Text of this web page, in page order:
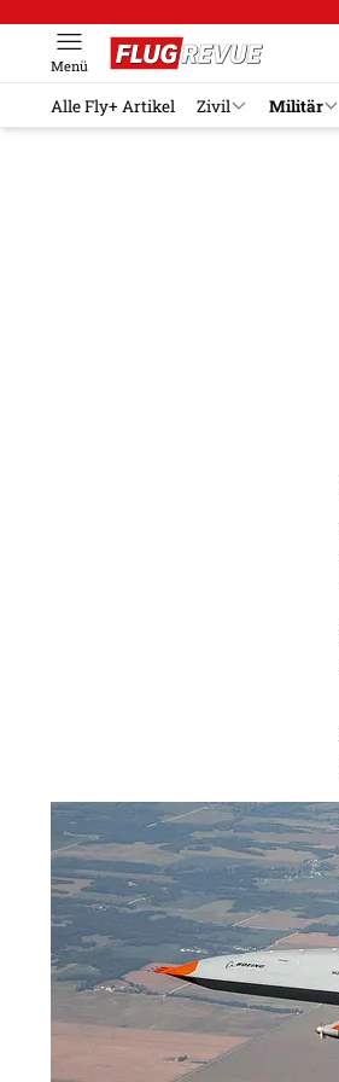
Menü
Alle Fly+ Artikel Zivil Militär